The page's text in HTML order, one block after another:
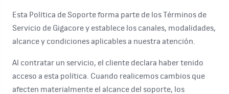
Esta Política de Soporte forma parte de los Términos de
Servicio de Gigacore y establece los canales, modalidades,
alcance y condiciones aplicables a nuestra atención.
Al contratar un servicio, el cliente declara haber tenido
acceso a esta política. Cuando realicemos cambios que
afecten materialmente el alcance del soporte, los